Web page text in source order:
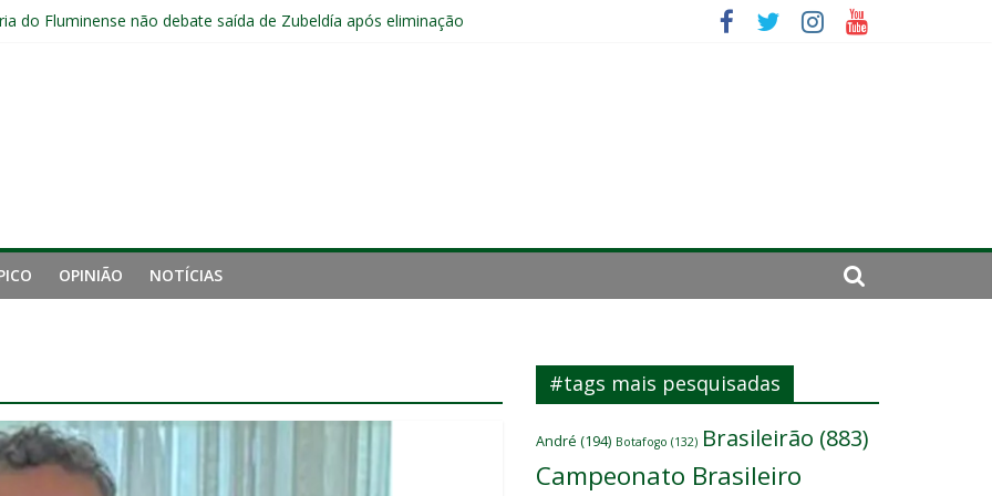
do Fluminense não debate saída de Zubeldía após eliminação
de Zubeldía e o risco de jogar o ano do Flu no lixo
sem vencer após eliminação para o Vasco
OPINIÃO NOTÍCIAS
#tags mais pesquisadas
André (194) Botafogo (132) Brasileirão (883)
Campeonato Brasileiro